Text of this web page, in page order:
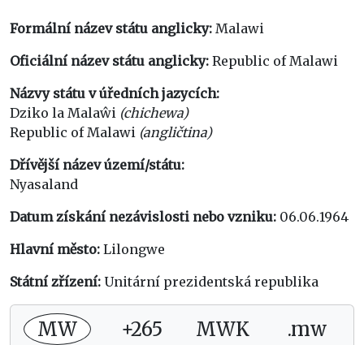
Formální název státu anglicky: Malawi
Oficiální název státu anglicky: Republic of Malawi
Názvy státu v úředních jazycích:
Dziko la Malaŵi (chichewa)
Republic of Malawi (angličtina)
Dřívější název území/státu:
Nyasaland
Datum získání nezávislosti nebo vzniku: 06.06.1964
Hlavní město: Lilongwe
Státní zřízení: Unitární prezidentská republika
MW +265 MWK .mw